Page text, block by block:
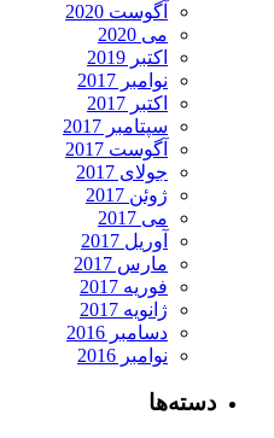
آگوست 2020
می 2020
اکتبر 2019
نوامبر 2017
اکتبر 2017
سپتامبر 2017
آگوست 2017
جولای 2017
ژوئن 2017
می 2017
آوریل 2017
مارس 2017
فوریه 2017
ژانویه 2017
دسامبر 2016
نوامبر 2016
دسته‌ها